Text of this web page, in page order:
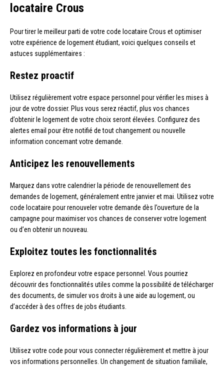
locataire Crous
Pour tirer le meilleur parti de votre code locataire Crous et optimiser
votre expérience de logement étudiant, voici quelques conseils et
astuces supplémentaires :
Restez proactif
Utilisez régulièrement votre espace personnel pour vérifier les mises à
jour de votre dossier. Plus vous serez réactif, plus vos chances
d’obtenir le logement de votre choix seront élevées. Configurez des
alertes email pour être notifié de tout changement ou nouvelle
information concernant votre demande.
Anticipez les renouvellements
Marquez dans votre calendrier la période de renouvellement des
demandes de logement, généralement entre janvier et mai. Utilisez votre
code locataire pour renouveler votre demande dès l’ouverture de la
campagne pour maximiser vos chances de conserver votre logement
ou d’en obtenir un nouveau.
Exploitez toutes les fonctionnalités
Explorez en profondeur votre espace personnel. Vous pourriez
découvrir des fonctionnalités utiles comme la possibilité de télécharger
des documents, de simuler vos droits à une aide au logement, ou
d’accéder à des offres de jobs étudiants.
Gardez vos informations à jour
Utilisez votre code pour vous connecter régulièrement et mettre à jour
vos informations personnelles. Un changement de situation familiale,